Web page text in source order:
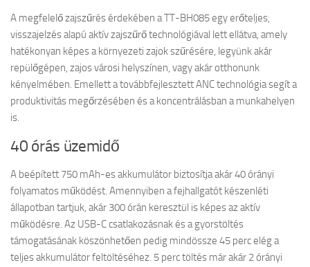
A megfelelő zajszűrés érdekében a TT-BH085 egy erőteljes,
visszajelzés alapú aktív zajszűrő technológiával lett ellátva, amely
hatékonyan képes a környezeti zajok szűrésére, legyünk akár
repülőgépen, zajos városi helyszínen, vagy akár otthonunk
kényelmében. Emellett a továbbfejlesztett ANC technológia segít a
produktivitás megőrzésében és a koncentrálásban a munkahelyen
is.
40 órás üzemidő
A beépített 750 mAh-es akkumulátor biztosítja akár 40 órányi
folyamatos működést. Amennyiben a fejhallgatót készenléti
állapotban tartjuk, akár 300 órán keresztül is képes az aktív
működésre. Az USB-C csatlakozásnak és a gyorstöltés
támogatásának köszönhetően pedig mindössze 45 perc elég a
teljes akkumulátor feltöltéséhez. 5 perc töltés már akár 2 órányi